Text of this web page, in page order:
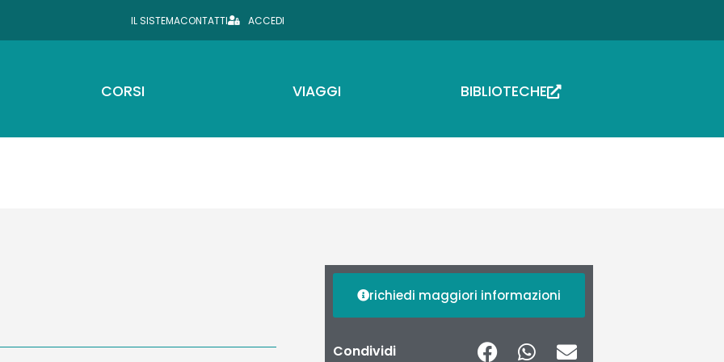
IL SISTEMACONTATTI ACCEDI
CORSI VIAGGI BIBLIOTECHE
richiedi maggiori informazioni
Condividi